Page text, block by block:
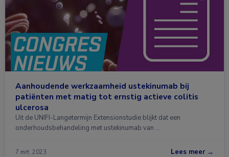
Aanhoudende werkzaamheid ustekinumab bij
patiënten met matig tot ernstig actieve colitis
ulcerosa
Uit de UNIFI-Langetermijn Extensionstudie blijkt dat een
onderhoudsbehandeling met ustekinumab van …
7 mrt. 2023 Lees meer →